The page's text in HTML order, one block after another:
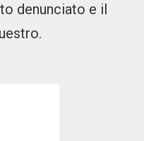
denunciato e il